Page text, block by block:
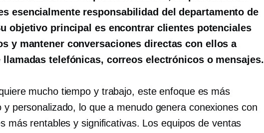
esencialmente responsabilidad del departamento de
objetivo principal es encontrar clientes potenciales
y mantener conversaciones directas con ellos a
llamadas telefónicas, correos electrónicos o mensajes.
mucho tiempo y trabajo, este enfoque es más
y personalizado, lo que a menudo genera conexiones con
más rentables y significativas. Los equipos de ventas